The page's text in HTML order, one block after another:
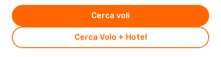
Cerca Volo + Hotel
Cerca voli